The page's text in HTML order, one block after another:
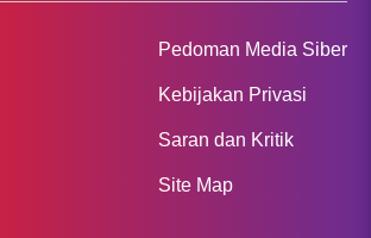
Pedoman Media Siber
Kebijakan Privasi
Saran dan Kritik
Site Map